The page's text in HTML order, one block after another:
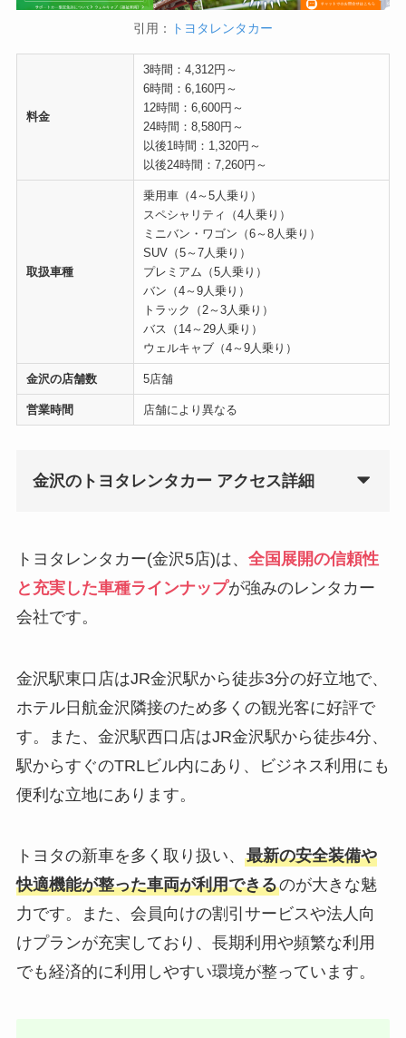
引用： トヨタレンタカー
料金
3時間：4,312円～
6時間：6,160円～
12時間：6,600円～
24時間：8,580円～
以後1時間：1,320円～
以後24時間：7,260円～
取扱車種
乗用車（4～5人乗り）
スペシャリティ（4人乗り）
ミニバン・ワゴン（6～8人乗り）
SUV（5～7人乗り）
プレミアム（5人乗り）
バン（4～9人乗り）
トラック（2～3人乗り）
バス（14～29人乗り）
ウェルキャブ（4～9人乗り）
金沢の店舗数 5店舗
営業時間 店舗により異なる
金沢のトヨタレンタカー アクセス詳細
トヨタレンタカー(金沢5店)は、 全国展開の信頼性
と充実した車種ラインナップが強みのレンタカー
会社です。
金沢駅東口店はJR金沢駅から徒歩3分の好立地で、
ホテル日航金沢隣接のため多くの観光客に好評で
す。また、金沢駅西口店はJR金沢駅から徒歩4分、
駅からすぐのTRLビル内にあり、ビジネス利用にも
便利な立地にあります。
トヨタの新車を多く取り扱い、 最新の安全装備や
快適機能が整った車両が利用できるのが大きな魅
力です。また、会員向けの割引サービスや法人向
けプランが充実しており、長期利用や頻繁な利用
でも経済的に利用しやすい環境が整っています。